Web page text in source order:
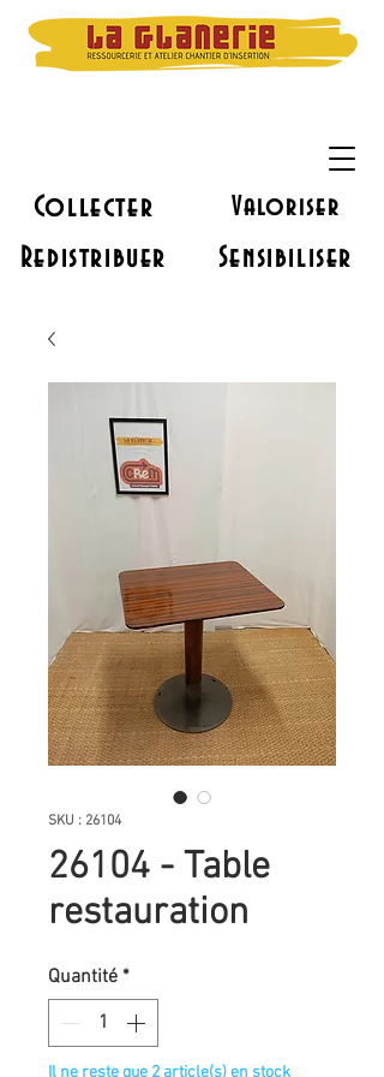
Collecter Valoriser
Redistribuer Sensibiliser
SKU : 26104
26104 - Table
restauration
Quantité *
Il ne reste que 2 article(s) en stock